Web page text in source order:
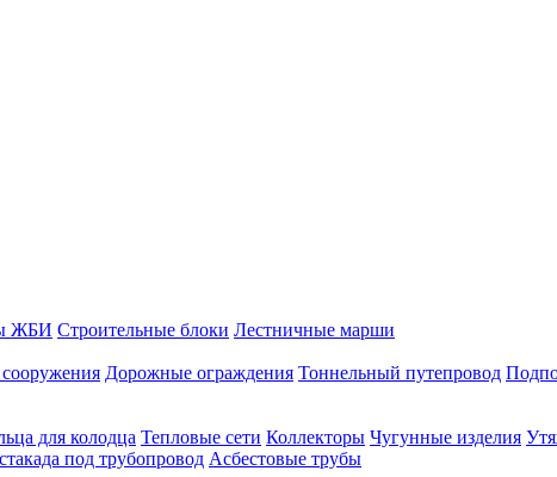
ЖБИ Строительные блоки Лестничные марши
Дорожные ограждения Тоннельный путепровод
для колодца Тепловые сети Коллекторы Чугунные изделия
под трубопровод Асбестовые трубы